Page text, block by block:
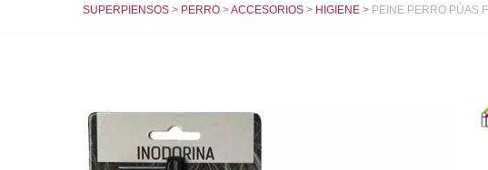
SUPERPIENSOS PERRO ACCESORIOS HIGIENE PEINE PERRO PÚAS